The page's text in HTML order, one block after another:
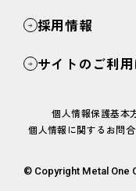
採用情報
サイトのご利
個人情報保護基本
個人情報に関するお問
© Copyright Metal One